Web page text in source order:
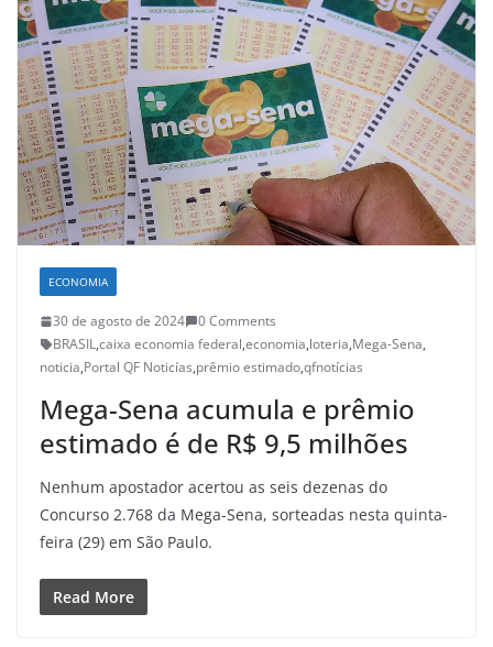
ECONOMIA
30 de agosto de 2024
0 Comments
BRASIL,caixa economia federal,economia,loteria,Mega-Sena,
noticia,Portal QF Noticías,prêmio estimado,qfnotícias
Mega-Sena acumula e prêmio
estimado é de R$ 9,5 milhões
Nenhum apostador acertou as seis dezenas do
Concurso 2.768 da Mega-Sena, sorteadas nesta quinta-
feira (29) em São Paulo.
Read More